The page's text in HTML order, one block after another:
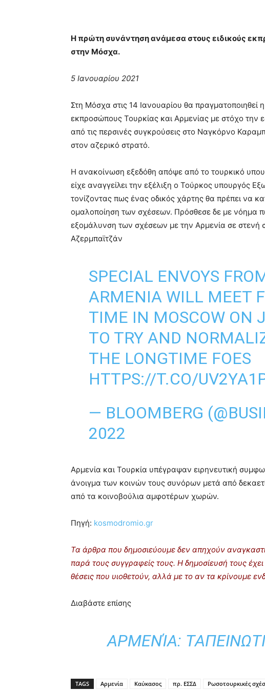
Η πρώτη συνάντηση ανάμεσα στους ειδικούς
στην Μόσχα.
5 Ιανουαρίου 2021
Στη Μόσχα στις 14 Ιανουαρίου θα
εκπροσώπους Τουρκίας και Αρμενίας με στόχο την
από τις περσινές συγκρούσεις στο Ναγκόρνο
στον αζερικό στρατό.
Η ανακοίνωση εξεδόθη απόψε από το τουρκικό
είχε αναγγείλει την εξέλιξη ο Τούρκος υπουργός
τονίζοντας πως ένας οδικός χάρτης θα πρέπει να
ομαλοποίηση των σχέσεων. Πρόσθεσε δε με νόημα
εξομάλυνση των σχέσεων με την Αρμενία σε στενή
Αζερμπαϊτζάν
SPECIAL ENVOYS
ARMENIA WILL MEET
TIME IN MOSCOW ON
TO TRY AND
THE LONGTIME FOES
HTTPS://T.CO/
— BLOOMBERG
2022
Αρμενία και Τουρκία υπέγραψαν ειρηνευτική
άνοιγμα των κοινών τους συνόρων μετά από
από τα κοινοβούλια αμφοτέρων χωρών.
Πηγή: kosmodromio.gr
Τα άρθρα που δημοσιεύουμε δεν απηχούν
παρά τους συγγραφείς τους. Η δημοσίευσή τους
θέσεις που υιοθετούν, αλλά με το αν τα κρίνουμε
Διαβάστε επίσης
ΑΡΜΕΝΊΑ:
TAGS Αρμενία Καύκασος πρ. ΕΣΣΔ Ρωσοτουρκικές